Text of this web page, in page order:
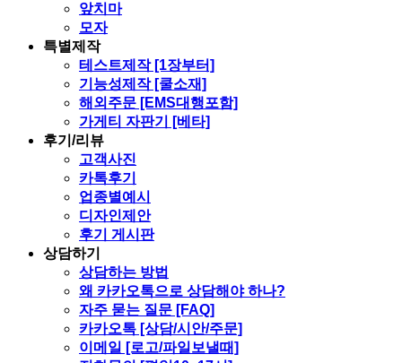
앞치마
모자
특별제작
테스트제작 [1장부터]
기능성제작 [쿨소재]
해외주문 [EMS대행포함]
가게티 자판기 [베타]
후기/리뷰
고객사진
카톡후기
업종별예시
디자인제안
후기 게시판
상담하기
상담하는 방법
왜 카카오톡으로 상담해야 하나?
자주 묻는 질문 [FAQ]
카카오톡 [상담/시안/주문]
이메일 [로고/파일보낼때]